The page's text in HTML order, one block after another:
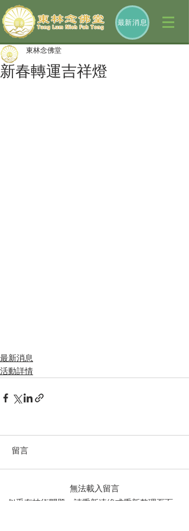
最新消息
新春轉運吉祥燈
東林念佛堂
最新消息
活動詳情
留言
無法載入留言
似乎有技術問題。請重新連線或重新整理頁面。